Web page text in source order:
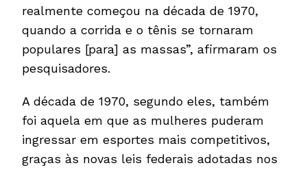
realmente começou na década de 1970,
quando a corrida e o tênis se tornaram
populares [para] as massas”, afirmaram os
pesquisadores.
A década de 1970, segundo eles, também
foi aquela em que as mulheres puderam
ingressar em esportes mais competitivos,
graças às novas leis federais adotadas nos